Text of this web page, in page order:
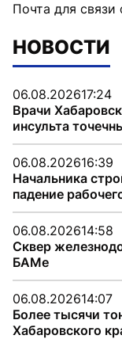
Почта для связи
НОВОСТИ
06.08.202617:24
Врачи
инсульта
06.08.202616:39
Начальника
падение
06.08.202614:58
Сквер
БАМе
06.08.202614:07
Более тысячи
Хабаровского